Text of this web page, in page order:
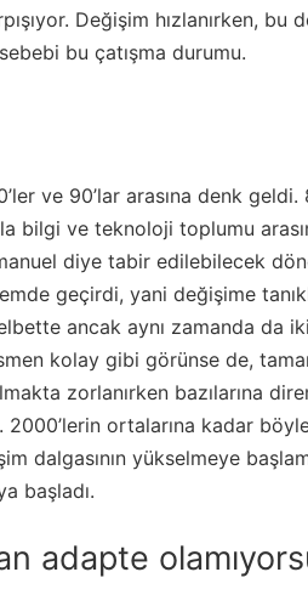
Değişim hızlanırken, bu
bu çatışma durumu.
ve 90’lar arasına denk
bilgi ve teknoloji toplumu
manuel diye tabir edilebilecek
geçirdi, yani değişime
ancak aynı zamanda da
kolay gibi görünse de,
zorlanırken bazılarına
ortalarına kadar
dalgasının yükselmeye
başladı.
adapte